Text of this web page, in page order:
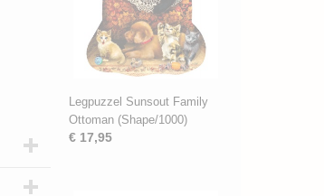
Legpuzzel Sunsout Family
Ottoman (Shape/1000)
€ 17,95